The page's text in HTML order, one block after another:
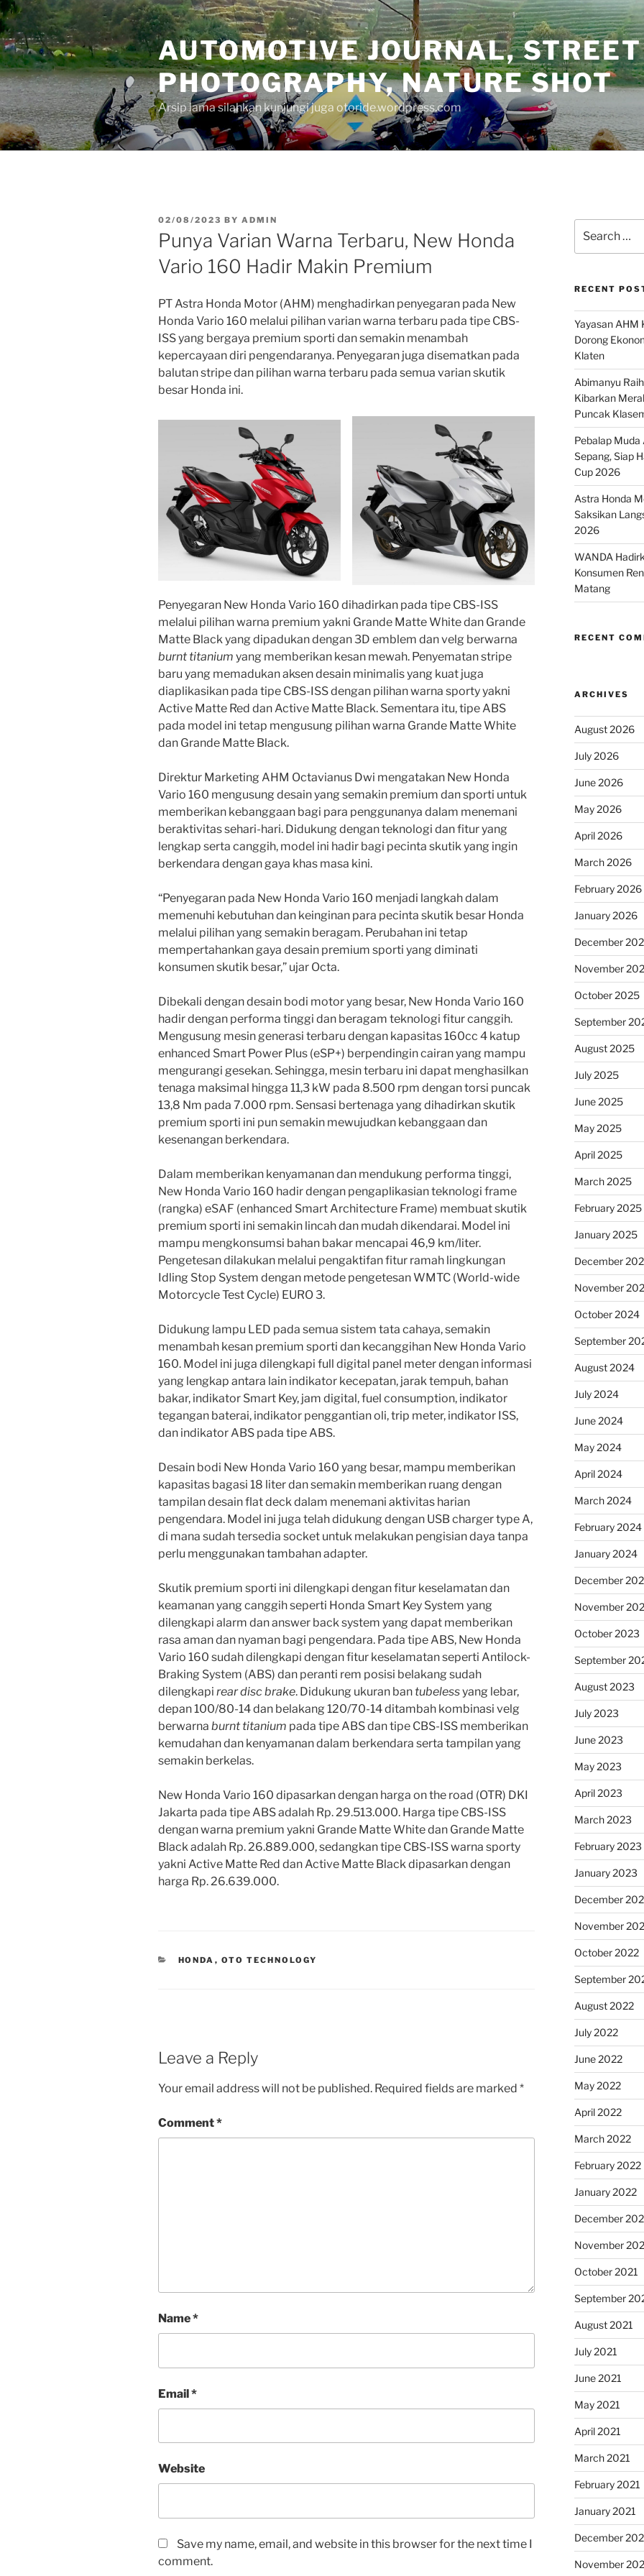
Skip
to
content
AUTOMOTIVE JOURNAL, STREET
PHOTOGRAPHY, NATURE SHOT
Arsip lama silahkan kunjungi juga otoride.wordpress.com
POSTED
ON
02/08/2023 BY ADMIN
Punya Varian Warna Terbaru, New Honda
Vario 160 Hadir Makin Premium
PT Astra Honda Motor (AHM) menghadirkan penyegaran pada New
Honda Vario 160 melalui pilihan varian warna terbaru pada tipe CBS-
ISS yang bergaya premium sporti dan semakin menambah
kepercayaan diri pengendaranya. Penyegaran juga disematkan pada
balutan stripe dan pilihan warna terbaru pada semua varian skutik
besar Honda ini.
Penyegaran New Honda Vario 160 dihadirkan pada tipe CBS-ISS
melalui pilihan warna premium yakni Grande Matte White dan Grande
Matte Black yang dipadukan dengan 3D emblem dan velg berwarna
burnt titanium yang memberikan kesan mewah. Penyematan stripe
baru yang memadukan aksen desain minimalis yang kuat juga
diaplikasikan pada tipe CBS-ISS dengan pilihan warna sporty yakni
Active Matte Red dan Active Matte Black. Sementara itu, tipe ABS
pada model ini tetap mengusung pilihan warna Grande Matte White
dan Grande Matte Black.
Direktur Marketing AHM Octavianus Dwi mengatakan New Honda
Vario 160 mengusung desain yang semakin premium dan sporti untuk
memberikan kebanggaan bagi para penggunanya dalam menemani
beraktivitas sehari-hari. Didukung dengan teknologi dan fitur yang
lengkap serta canggih, model ini hadir bagi pecinta skutik yang ingin
berkendara dengan gaya khas masa kini.
“Penyegaran pada New Honda Vario 160 menjadi langkah dalam
memenuhi kebutuhan dan keinginan para pecinta skutik besar Honda
melalui pilihan yang semakin beragam. Perubahan ini tetap
mempertahankan gaya desain premium sporti yang diminati
konsumen skutik besar,” ujar Octa.
Dibekali dengan desain bodi motor yang besar, New Honda Vario 160
hadir dengan performa tinggi dan beragam teknologi fitur canggih.
Mengusung mesin generasi terbaru dengan kapasitas 160cc 4 katup
enhanced Smart Power Plus (eSP+) berpendingin cairan yang mampu
mengurangi gesekan. Sehingga, mesin terbaru ini dapat menghasilkan
tenaga maksimal hingga 11,3 kW pada 8.500 rpm dengan torsi puncak
13,8 Nm pada 7.000 rpm. Sensasi bertenaga yang dihadirkan skutik
premium sporti ini pun semakin mewujudkan kebanggaan dan
kesenangan berkendara.
Dalam memberikan kenyamanan dan mendukung performa tinggi,
New Honda Vario 160 hadir dengan pengaplikasian teknologi frame
(rangka) eSAF (enhanced Smart Architecture Frame) membuat skutik
premium sporti ini semakin lincah dan mudah dikendarai. Model ini
mampu mengkonsumsi bahan bakar mencapai 46,9 km/liter.
Pengetesan dilakukan melalui pengaktifan fitur ramah lingkungan
Idling Stop System dengan metode pengetesan WMTC (World-wide
Motorcycle Test Cycle) EURO 3.
Didukung lampu LED pada semua sistem tata cahaya, semakin
menambah kesan premium sporti dan kecanggihan New Honda Vario
160. Model ini juga dilengkapi full digital panel meter dengan informasi
yang lengkap antara lain indikator kecepatan, jarak tempuh, bahan
bakar, indikator Smart Key, jam digital, fuel consumption, indikator
tegangan baterai, indikator penggantian oli, trip meter, indikator ISS,
dan indikator ABS pada tipe ABS.
Desain bodi New Honda Vario 160 yang besar, mampu memberikan
kapasitas bagasi 18 liter dan semakin memberikan ruang dengan
tampilan desain flat deck dalam menemani aktivitas harian
pengendara. Model ini juga telah didukung dengan USB charger type A,
di mana sudah tersedia socket untuk melakukan pengisian daya tanpa
perlu menggunakan tambahan adapter.
Skutik premium sporti ini dilengkapi dengan fitur keselamatan dan
keamanan yang canggih seperti Honda Smart Key System yang
dilengkapi alarm dan answer back system yang dapat memberikan
rasa aman dan nyaman bagi pengendara. Pada tipe ABS, New Honda
Vario 160 sudah dilengkapi dengan fitur keselamatan seperti Antilock-
Braking System (ABS) dan peranti rem posisi belakang sudah
dilengkapi rear disc brake. Didukung ukuran ban tubelessyang lebar,
depan 100/80-14 dan belakang 120/70-14 ditambah kombinasi velg
berwarna burnt titanium pada tipe ABS dan tipe CBS-ISS memberikan
kemudahan dan kenyamanan dalam berkendara serta tampilan yang
semakin berkelas.
New Honda Vario 160 dipasarkan dengan harga on the road (OTR) DKI
Jakarta pada tipe ABS adalah Rp. 29.513.000. Harga tipe CBS-ISS
dengan warna premium yakni Grande Matte White dan Grande Matte
Black adalah Rp. 26.889.000, sedangkan tipe CBS-ISS warna sporty
yakni Active Matte Red dan Active Matte Black dipasarkan dengan
harga Rp. 26.639.000.
CATEGORIES
HONDA , OTO TECHNOLOGY
Leave a Reply
Your email address will not be published. Required fields are marked *
Comment*
Name*
Email*
Website
Save my name, email, and website in this browser for the next time I
comment.
for:
RECENT
Yayasan AHM
Dorong
Klaten
Abimanyu
Kibarkan
Puncak
Pebalap Muda
Sepang, Siap
Cup 2026
Astra Honda
Saksikan
2026
WANDA
Konsumen
Matang
RECENT
ARCHIVES
August 2026
July 2026
June 2026
May 2026
April 2026
March 2026
February 2026
January 2026
December
November
October 2025
September
August 2025
July 2025
June 2025
May 2025
April 2025
March 2025
February 2025
January 2025
December
November
October 2024
September
August 2024
July 2024
June 2024
May 2024
April 2024
March 2024
February 2024
January 2024
December
November
October 2023
September
August 2023
July 2023
June 2023
May 2023
April 2023
March 2023
February 2023
January 2023
December
November
October 2022
September
August 2022
July 2022
June 2022
May 2022
April 2022
March 2022
February 2022
January 2022
December
November
October 2021
September
August 2021
July 2021
June 2021
May 2021
April 2021
March 2021
February 2021
January 2021
December
November